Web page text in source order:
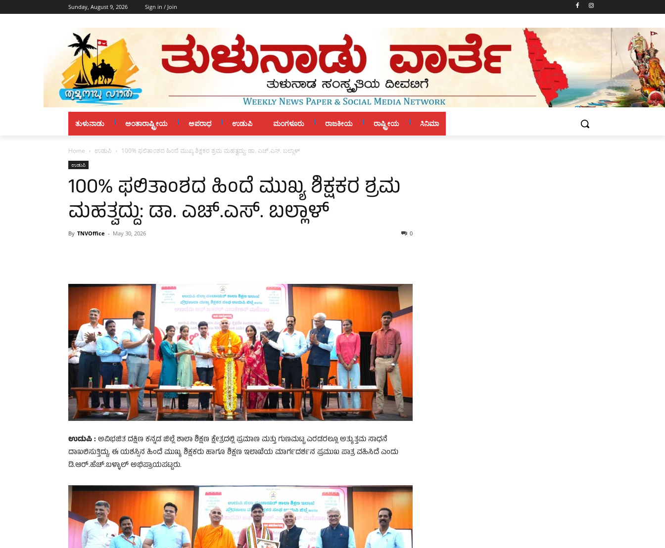
Sunday, August 9, 2026 Sign in / Join
ತುಳುನಾಡು ಅಂತಾರಾಷ್ಟ್ರೀಯ ಅಪರಾಧ ಉಡುಪಿ ಮಂಗಳೂರು ರಾಜಕೀಯ ರಾಷ್ಟ್ರೀಯ ಸಿನಿಮಾ
Home ಉಡುಪಿ 100% ಫಲಿತಾಂಶದ ಹಿಂದೆ ಮುಖ್ಯ ಶಿಕ್ಷಕರ ಶ್ರಮ ಮಹತ್ವದ್ದು: ಡಾ. ಎಚ್.ಎಸ್. ಬಲ್ಲಾಳ್
ಉಡುಪಿ
100% ಫಲಿತಾಂಶದ ಹಿಂದೆ ಮುಖ್ಯ ಶಿಕ್ಷಕರ ಶ್ರಮ
ಮಹತ್ವದ್ದು: ಡಾ. ಎಚ್.ಎಸ್. ಬಲ್ಲಾಳ್
By TNVOffice - May 30, 2026 0
ಉಡುಪಿ : ಅವಿಭಜಿತ ದಕ್ಷಿಣ ಕನ್ನಡ ಜಿಲ್ಲೆ ಶಾಲಾ ಶಿಕ್ಷಣ ಕ್ಷೇತ್ರದಲ್ಲಿ ಪ್ರಮಾಣ ಮತ್ತು ಗುಣಮಟ್ಟ ಎರಡರಲ್ಲೂ ಅತ್ಯುತ್ತಮ ಸಾಧನೆ
ದಾಖಲಿಸುತ್ತಿದ್ದು, ಈ ಯಶಸ್ಸಿನ ಹಿಂದೆ ಮುಖ್ಯ ಶಿಕ್ಷಕರು ಹಾಗೂ ಶಿಕ್ಷಣ ಇಲಾಖೆಯ ಮಾರ್ಗದರ್ಶನ ಪ್ರಮುಖ ಪಾತ್ರ ವಹಿಸಿದೆ ಎಂದು
ಡಿ.ಆರ್‌.ಹೆಚ್‌.ಬಳ್ಳಾಲ್‌ ಅಭಿಪ್ರಾಯಪಟ್ಟರು.